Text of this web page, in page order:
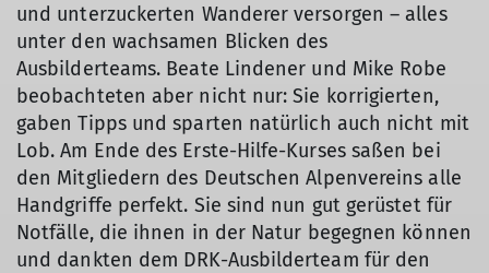
und unterzuckerten Wanderer versorgen – alles
unter den wachsamen Blicken des
Ausbilderteams. Beate Lindener und Mike Robe
beobachteten aber nicht nur: Sie korrigierten,
gaben Tipps und sparten natürlich auch nicht mit
Lob. Am Ende des Erste-Hilfe-Kurses saßen bei
den Mitgliedern des Deutschen Alpenvereins alle
Handgriffe perfekt. Sie sind nun gut gerüstet für
Notfälle, die ihnen in der Natur begegnen können
und dankten dem DRK-Ausbilderteam für den